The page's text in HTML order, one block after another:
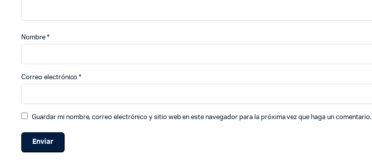
Nombre *
Correo electrónico*
Guardar mi nombre, correo electrónico y sitio web en este navegador para la próxima vez que haga un comentario.